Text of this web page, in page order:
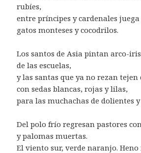
rubíes,
entre príncipes y cardenales juega
gatos monteses y cocodrilos.
Los santos de Asia pintan arco-
de las escuelas,
y las santas que ya no rezan tejen
con sedas blancas, rojas y lilas,
para las muchachas de dolientes
Del polo frío regresan pastores
y palomas muertas.
El viento sur, verde naranjo.